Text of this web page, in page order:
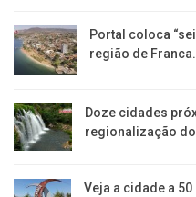
Portal coloca
região de
​Doze cidades
regionalização
Veja a cidade a